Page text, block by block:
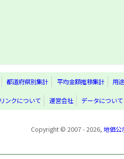
都道府県別集計 平均金額推移集計 用
リンクについて 運営会社 データについて
Copyright © 2007 - 2026, 地価公